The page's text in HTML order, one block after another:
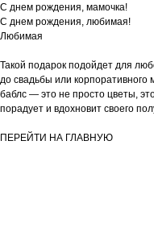
С днем рождения, мамочка!
С днем рождения, любимая!
Любимая
Такой подарок подойдет для
до свадьбы или
баблс — это не просто цветы,
порадует и вдохновит своего
ПЕРЕЙТИ НА ГЛАВНУЮ